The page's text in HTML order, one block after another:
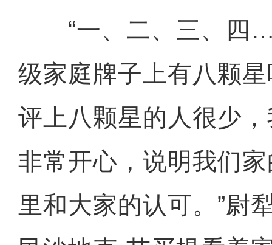
“一、二、三、四
级家庭牌子上有八颗
评上八颗星的人很少
非常开心，说明我们
里和大家的认可。”尉